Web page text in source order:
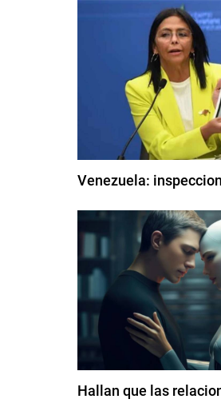
Venezuela:
Hallan que las